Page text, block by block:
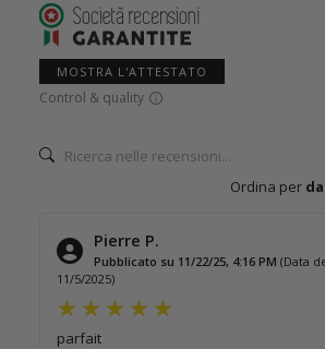
MOSTRA L'ATTESTATO
Control & quality
Ordina per
Pierre P.
Pubblicato su 11/22/25, 4:16 PM (Data
11/5/2025)
parfait